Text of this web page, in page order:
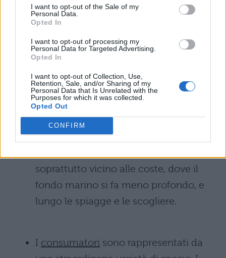
I want to opt-out of the Sale of my
Personal Data.
Opted In
I want to opt-out of processing my
Personal Data for Targeted Advertising.
Opted In
I want to opt-out of Collection, Use,
Retention, Sale, and/or Sharing of my
Personal Data that Is Unrelated with the
Purposes for which it was collected.
Opted Out
CONFIRM
che svolgono la fotosintesi clorofilliana,
sono concentrati vicino alla superficie, dove
giunge la luce solare. In questo modo, tutta
la vita dell’oceano, dipende dai produttori
concentrati in una zona superficiale.
Iproduttori
alghe, soprattutto delle specie
unicellulari, come le diatomee. Le
soprattutto vicino alle coste, dove il
fondo marino si fa meno profondo, e
lungo le spiagge e le scogliere.
I consumatori sono rappresentati da